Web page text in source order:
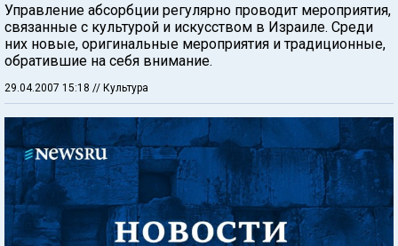
Управление абсорбции регулярно проводит мероприятия,
связанные с культурой и искусством в Израиле. Среди
них новые, оригинальные мероприятия и традиционные,
обратившие на себя внимание.
29.04.2007 15:18 // Культура